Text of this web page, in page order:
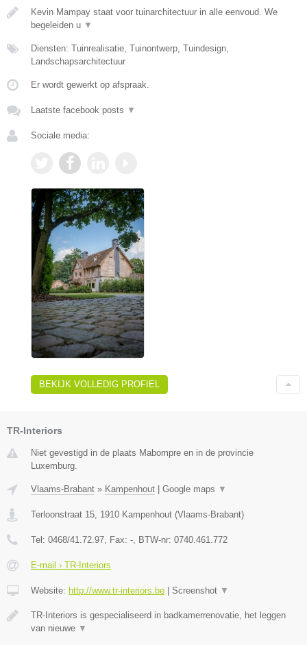
Kevin Mampay staat voor tuinarchitectuur in alle eenvoud. We
begeleiden u ▼
Diensten: Tuinrealisatie, Tuinontwerp, Tuindesign,
Landschapsarchitectuur
Er wordt gewerkt op afspraak.
Laatste facebook posts ▼
Sociale media:
BEKIJK VOLLEDIG PROFIEL
TR-Interiors
Niet gevestigd in de plaats Mabompre en in de provincie
Luxemburg.
Vlaams-Brabant » Kampenhout Google maps ▼
Terloonstraat 15 1910 Kampenhout (Vlaams-Brabant)
Tel: 0468/41.72.97 , Fax: - , BTW-nr: 0740.461.772
E-mail › TR-Interiors
Website: http://www.tr-interiors.be Screenshot ▼
TR-Interiors is gespecialiseerd in badkamerrenovatie, het leggen
van nieuwe ▼